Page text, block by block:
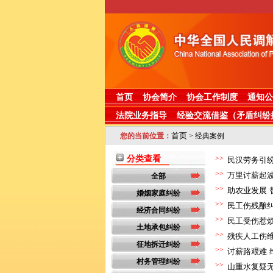
首页 协会简介 协会工作制度
通知
法院业务指导
经验交流借鉴（矛盾纠
您的当前位置： 首页 > 经典案例
分类查看
全部
婚姻家庭纠纷
经济合同纠纷
土地承包纠纷
征地拆迁纠纷
村务管理纠纷
>> 民汉劳务引
>> 万里讨薪起
>> 助农业发展
>> 民工伤残酿
>> 民工受伤惹
>> 残疾人工伤
>> 讨薪路艰难
>> 山重水复疑